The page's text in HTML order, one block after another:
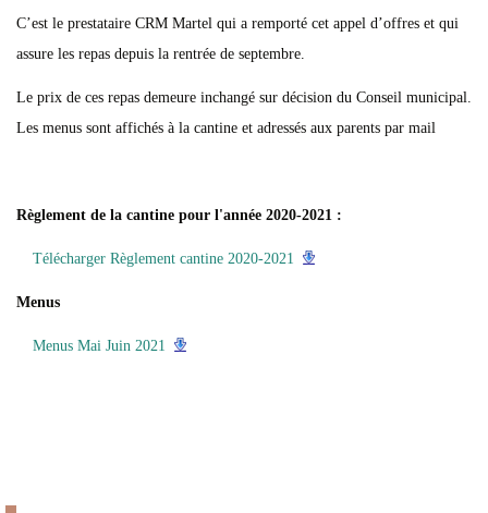
C’est le prestataire CRM Martel qui a remporté cet appel d’offres et qui
assure les repas depuis la rentrée de septembre.
Le prix de ces repas demeure inchangé sur décision du Conseil municipal.
Les menus sont affichés à la cantine et adressés aux parents par mail
Règlement de la cantine pour l'année 2020-2021 :
Télécharger Règlement cantine 2020-2021
Menus
Menus Mai Juin 2021